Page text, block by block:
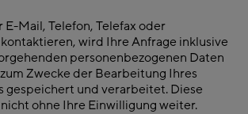
E-Mail, Telefon, Telefax oder
wird Ihre Anfrage inklusive
personenbezogenen Daten
Zwecke der Bearbeitung Ihres
gespeichert und verarbeitet. Diese
ohne Ihre Einwilligung weiter.